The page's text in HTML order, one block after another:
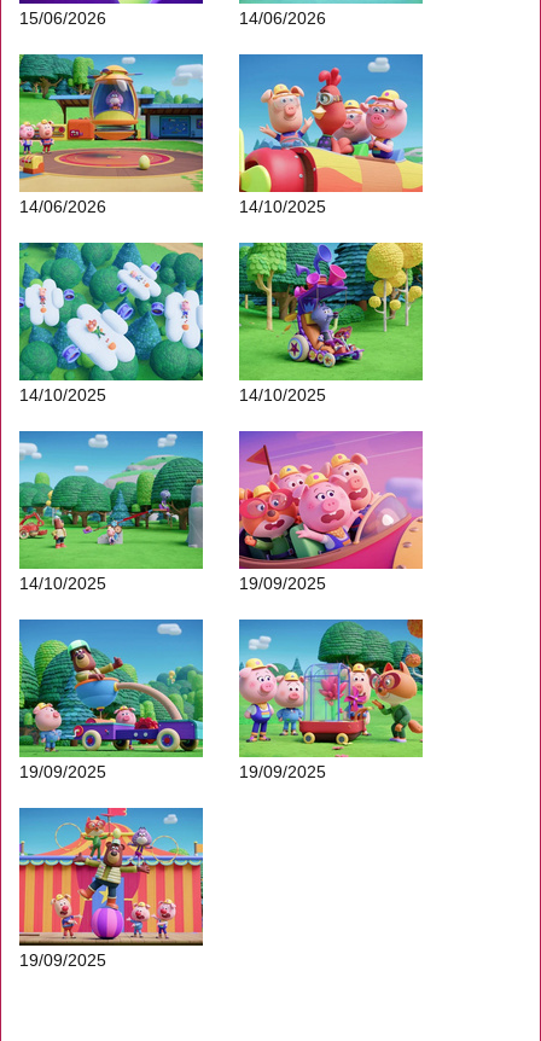
15/06/2026 14/06/2026
14/06/2026 14/10/2025
14/10/2025 14/10/2025
14/10/2025 19/09/2025
19/09/2025 19/09/2025
19/09/2025